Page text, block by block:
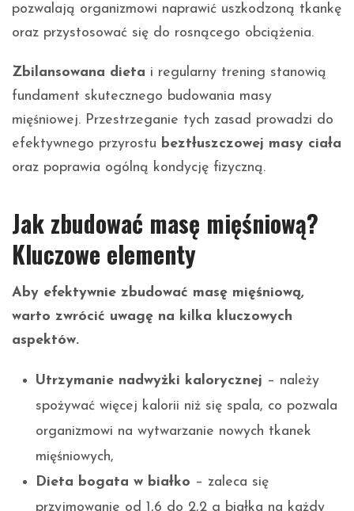
pozwalają organizmowi naprawić uszkodzoną tkankę
oraz przystosować się do rosnącego obciążenia.
Zbilansowana dieta i regularny trening stanowią
fundament skutecznego budowania masy
mięśniowej. Przestrzeganie tych zasad prowadzi do
efektywnego przyrostu beztłuszczowej masy ciała
oraz poprawia ogólną kondycję fizyczną.
Jak zbudować masę mięśniową?
Kluczowe elementy
Aby efektywnie zbudować masę mięśniową,
warto zwrócić uwagę na kilka kluczowych
aspektów.
Utrzymanie nadwyżki kalorycznej – należy
spożywać więcej kalorii niż się spala, co pozwala
organizmowi na wytwarzanie nowych tkanek
mięśniowych,
Dieta bogata w białko – zaleca się
przyjmowanie od 1,6 do 2,2 g białka na każdy